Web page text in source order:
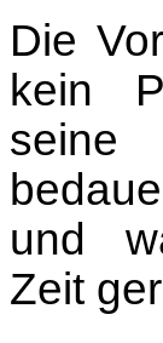
Die
kein
seine
und
Zeit